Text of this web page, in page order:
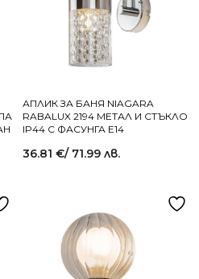
АПЛИК ЗА БАНЯ NIAGARA
RABALUX 2194 МЕТАЛ И СТЪКЛО
IP44 С ФАСУНГА E14
36.81 €/ 71.99 лв.